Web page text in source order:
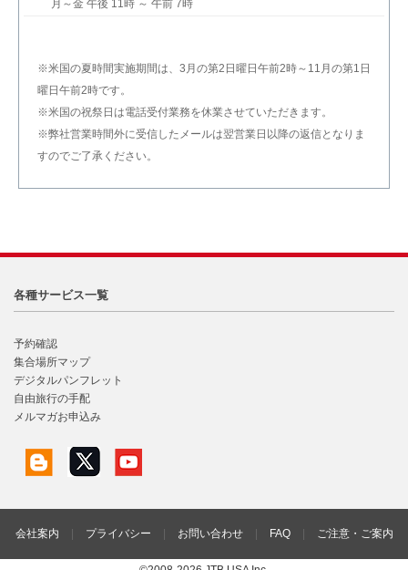
月～金 午後 11時 ～ 午前 7時
※米国の夏時間実施期間は、3月の第2日曜日午前2時～11月の第1日
曜日午前2時です。
※米国の祝祭日は電話受付業務を休業させていただきます。
※弊社営業時間外に受信したメールは翌営業日以降の返信となりま
すのでご了承ください。
各種サービス一覧
予約確認
集合場所マップ
デジタルパンフレット
自由旅行の手配
メルマガお申込み
会社案内 プライバシー お問い合わせ FAQ ご注意・ご案内